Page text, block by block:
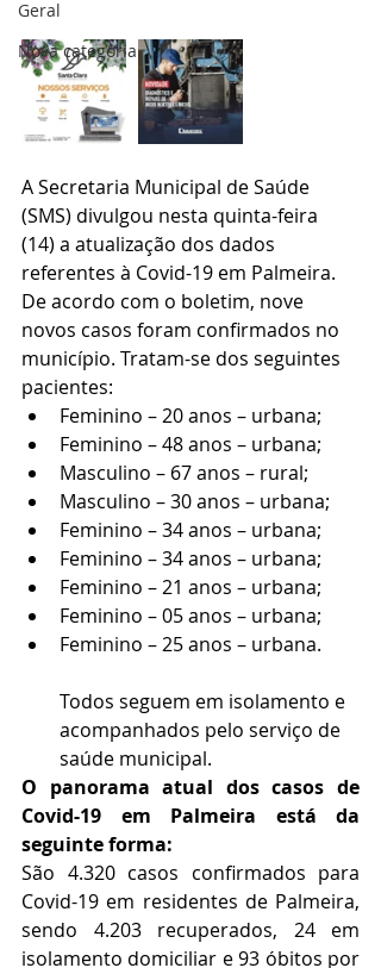
Geral
Nova categoria
A Secretaria Municipal de Saúde
(SMS) divulgou nesta quinta-feira
(14) a atualização dos dados
referentes à Covid-19 em Palmeira.
De acordo com o boletim, nove
novos casos foram confirmados no
município. Tratam-se dos seguintes
pacientes:
Feminino – 20 anos – urbana;
Feminino – 48 anos – urbana;
Masculino – 67 anos – rural;
Masculino – 30 anos – urbana;
Feminino – 34 anos – urbana;
Feminino – 34 anos – urbana;
Feminino – 21 anos – urbana;
Feminino – 05 anos – urbana;
Feminino – 25 anos – urbana.
Todos seguem em isolamento e
acompanhados pelo serviço de
saúde municipal.
O panorama atual dos casos de
Covid-19 em Palmeira está da
seguinte forma:
São 4.320 casos confirmados para
Covid-19 em residentes de Palmeira,
sendo 4.203 recuperados, 24 em
isolamento domiciliar e 93 óbitos por